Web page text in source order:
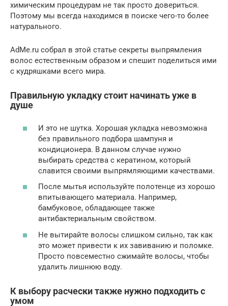
химическим процедурам не так просто довериться.
Поэтому мы всегда находимся в поиске чего-то более
натурального.
AdMe.ru собрал в этой статье секреты выпрямления
волос естественным образом и спешит поделиться ими
с кудряшками всего мира.
Правильную укладку стоит начинать уже в
душе
И это не шутка. Хорошая укладка невозможна
без правильного подбора шампуня и
кондиционера. В данном случае нужно
выбирать средства с кератином, который
славится своими выпрямляющими качествами.
После мытья используйте полотенце из хорошо
впитывающего материала. Например,
бамбуковое, обладающее также
антибактериальным свойством.
Не вытирайте волосы слишком сильно, так как
это может привести к их завиванию и поломке.
Просто повсеместно сжимайте волосы, чтобы
удалить лишнюю воду.
К выбору расчески также нужно подходить с
умом